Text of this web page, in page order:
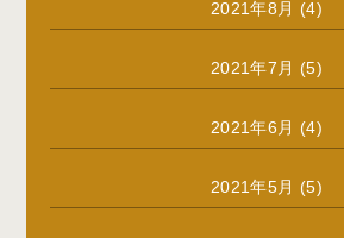
2021年8月 (4)
2021年7月 (5)
2021年6月 (4)
2021年5月 (5)